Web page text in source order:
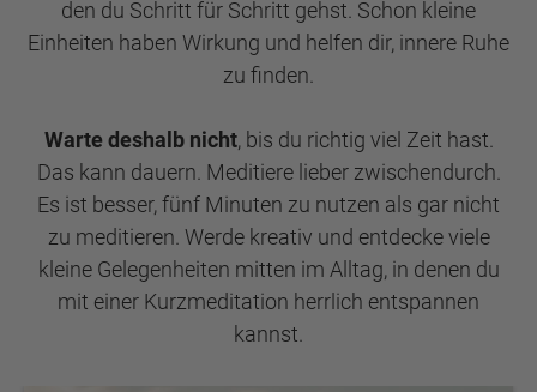
den du Schritt für Schritt gehst. Schon kleine
Einheiten haben Wirkung und helfen dir, innere Ruhe
zu finden.
Warte deshalb nicht, bis du richtig viel Zeit hast.
Das kann dauern. Meditiere lieber zwischendurch.
Es ist besser, fünf Minuten zu nutzen als gar nicht
zu meditieren. Werde kreativ und entdecke viele
kleine Gelegenheiten mitten im Alltag, in denen du
mit einer Kurzmeditation herrlich entspannen
kannst.